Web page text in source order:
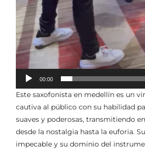
00:00
Este saxofonista en medellín es un
cautiva al público con su habilidad
suaves y poderosas, transmitiendo
desde la nostalgia hasta la euforia.
impecable y su dominio del